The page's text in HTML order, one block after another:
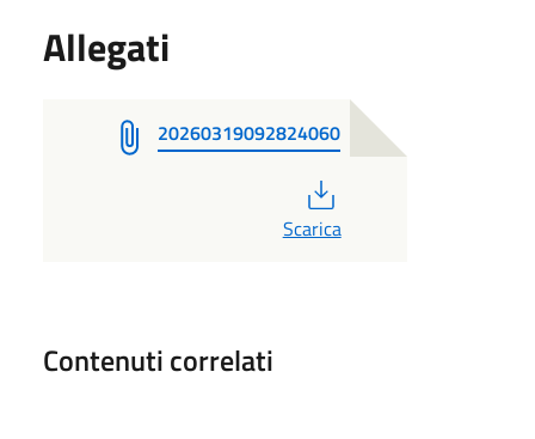
Allegati
20260319092824060
Scarica
Contenuti correlati